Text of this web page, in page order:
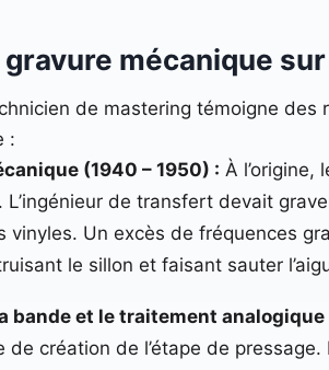
mécanique
de mastering témoigne
:
(1940 – 1950) : À l’origine,
L’ingénieur de transfert devait
vinyles. Un excès de fréquences
le sillon et faisant sauter
bande et le traitement analogique
de création de l’étape de